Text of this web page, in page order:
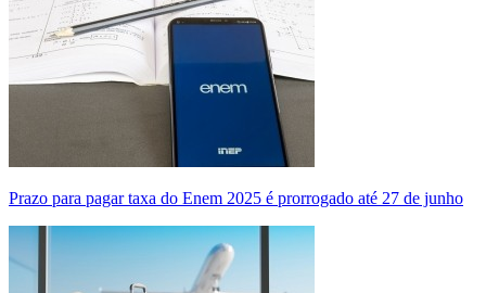
Prazo para pagar taxa do Enem 2025 é prorrogado até 27 de junho